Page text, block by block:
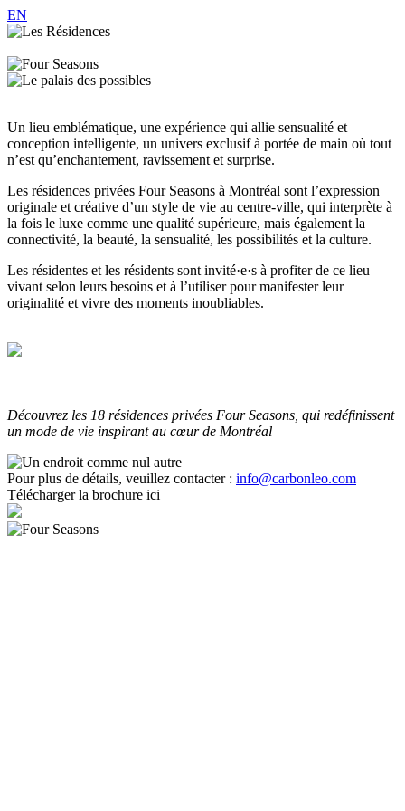
EN
Un lieu emblématique, une expérience qui allie sensualité et
conception intelligente, un univers exclusif à portée de main où tout
n’est qu’enchantement, ravissement et surprise.
Les résidences privées Four Seasons à Montréal sont l’expression
originale et créative d’un style de vie au centre-ville, qui interprète à
la fois le luxe comme une qualité supérieure, mais également la
connectivité, la beauté, la sensualité, les possibilités et la culture.
Les résidentes et les résidents sont invité·e·s à profiter de ce lieu
vivant selon leurs besoins et à l’utiliser pour manifester leur
originalité et vivre des moments inoubliables.
Découvrez les 18 résidences privées Four Seasons, qui redéfinissent
un mode de vie inspirant au cœur de Montréal
Pour plus de détails, veuillez contacter : info@carbonleo.com
Télécharger la brochure ici